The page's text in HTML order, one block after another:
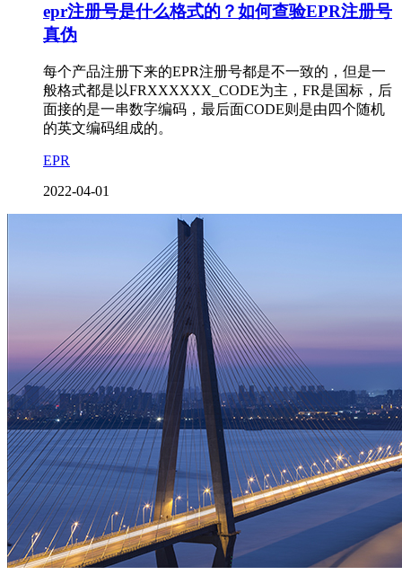
epr注册号是什么格式的？如何查验EPR注册号
真伪
每个产品注册下来的EPR注册号都是不一致的，但是一
般格式都是以FRXXXXXX_CODE为主，FR是国标，后
面接的是一串数字编码，最后面CODE则是由四个随机
的英文编码组成的。
EPR
2022-04-01